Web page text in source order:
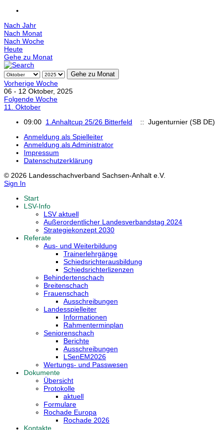
Nach Jahr
Nach Monat
Nach Woche
Heute
Gehe zu Monat
Gehe zu Monat
Vorherige Woche
06 - 12 Oktober, 2025
Folgende Woche
11. Oktober
09:00 1.Anhaltcup 25/26 Bitterfeld
:: Jugenturnier (SB DE)
Anmeldung als Spielleiter
Anmeldung als Administrator
Impressum
Datenschutzerklärung
© 2026 Landesschachverband Sachsen-Anhalt e.V.
Sign In
Start
LSV-Info
LSV aktuell
Außerordentlicher Landesverbandstag 2024
Strategiekonzept 2030
Referate
Aus- und Weiterbildung
Trainerlehrgänge
Schiedsrichterausbildung
Schiedsrichterlizenzen
Behindertenschach
Breitenschach
Frauenschach
Ausschreibungen
Landesspielleiter
Informationen
Rahmenterminplan
Seniorenschach
Berichte
Ausschreibungen
LSenEM2026
Wertungs- und Passwesen
Dokumente
Übersicht
Protokolle
aktuell
Formulare
Rochade Europa
Rochade 2026
Kontakte